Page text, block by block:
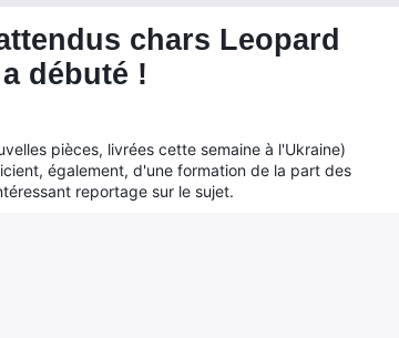
chars Leopard
débuté !
pièces, livrées cette semaine à l'Ukraine)
également, d'une formation de la part des
reportage sur le sujet.